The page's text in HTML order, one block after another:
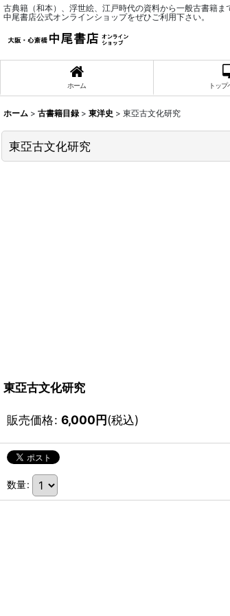
古典籍（和本）、浮世絵、江戸時代の資料から一般古書籍ま
中尾書店公式オンラインショップをぜひご利用下さい。
ホーム トップ
ホーム > 古書籍目録 > 東洋史 > 東亞古文化研究
東亞古文化研究
東亞古文化研究
販売価格: 6,000円(税込)
数量: